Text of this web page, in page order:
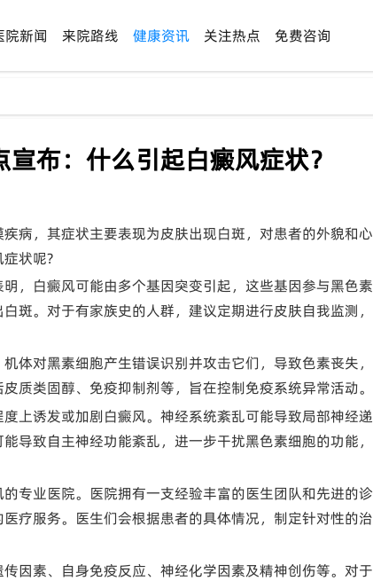
院新闻 来院路线 健康资讯 关注热点 免费咨询
布：什么引起白癜风症状？
病，其症状主要表现为皮肤出现白斑，对患者的外貌和心
状呢?
，白癜风可能由多个基因突变引起，这些基因参与黑色素
斑。对于有家族史的人群，建议定期进行皮肤自我监测，
体对黑素细胞产生错误识别并攻击它们，导致色素丧失，
质类固醇、免疫抑制剂等，旨在控制免疫系统异常活动。
上诱发或加剧白癜风。神经系统紊乱可能导致局部神经递
导致自主神经功能紊乱，进一步干扰黑色素细胞的功能，
专业医院。医院拥有一支经验丰富的医生团队和先进的诊
疗服务。医生们会根据患者的具体情况，制定针对性的治
因素、自身免疫反应、神经化学因素及精神创伤等。对于